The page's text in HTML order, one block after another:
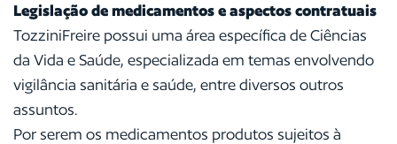
Legislação de medicamentos e aspectos contratuais
TozziniFreire possui uma área específica de Ciências
da Vida e Saúde, especializada em temas envolvendo
vigilância sanitária e saúde, entre diversos outros
assuntos.
Por serem os medicamentos produtos sujeitos à